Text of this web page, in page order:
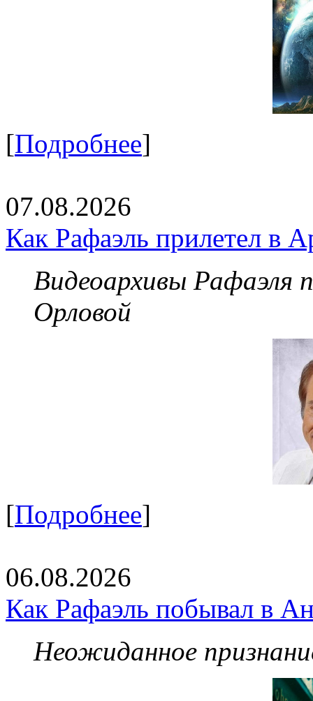
[Подробнее]
07.08.2026
Как Рафаэль прилетел в
Видеоархивы Рафаэля
Орловой
[Подробнее]
06.08.2026
Как Рафаэль побывал в
Неожиданное